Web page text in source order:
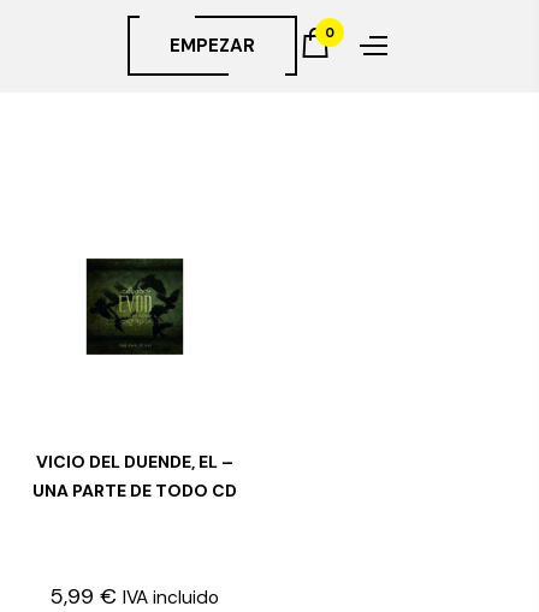
EMPEZAR
0
AÑADIR AL CARRITO
VICIO DEL DUENDE, EL –
UNA PARTE DE TODO CD
5,99 € IVA incluido